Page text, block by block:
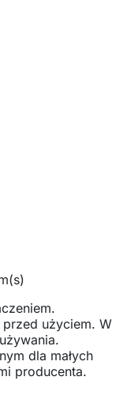
użyciem. W
dla małych
producenta.